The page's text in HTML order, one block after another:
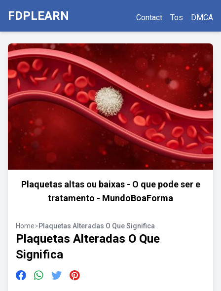
FDPLEARN Contact Tos DMCA
Plaquetas altas ou baixas - O que pode ser e
tratamento - MundoBoaForma
Home>Plaquetas Alteradas O Que Significa
Plaquetas Alteradas O Que
Significa